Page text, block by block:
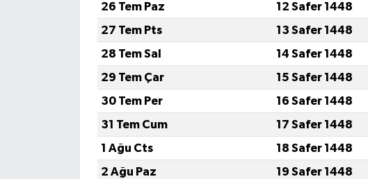
26 Tem Paz
12 Safer 1448
27 Tem Pts
13 Safer 1448
28 Tem Sal
14 Safer 1448
29 Tem Çar
15 Safer 1448
30 Tem Per
16 Safer 1448
31 Tem Cum
17 Safer 1448
1 Ağu Cts
18 Safer 1448
2 Ağu Paz
19 Safer 1448